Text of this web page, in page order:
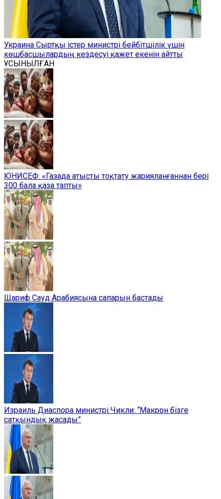
Украина Сыртқы істер министрі бейбітшілік үшін
көшбасшылардың кездесуі қажет екенін айтты
ҰСЫНЫЛҒАН
ЮНИСЕФ: «Газада атысты тоқтату жарияланғаннан бері
300 бала қаза тапты»
Шариф Сауд Арабиясына сапарын бастады
Израиль Диаспора министрі Чикли: “Макрон бізге
сатқындық жасады”